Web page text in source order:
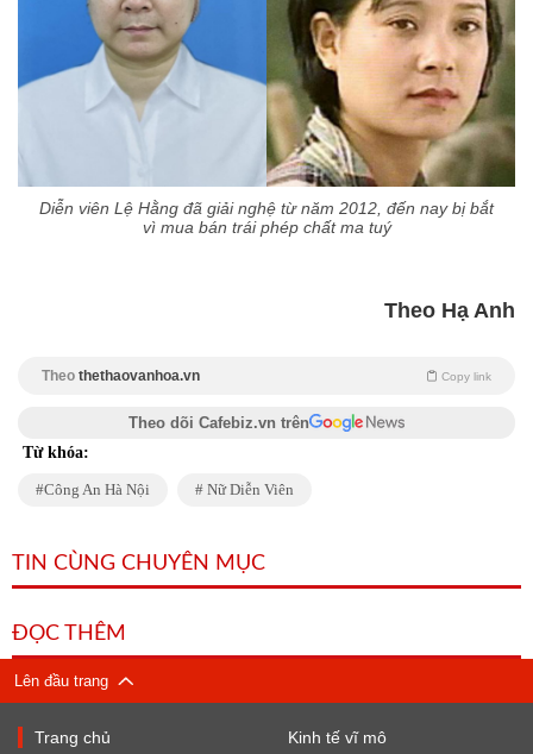
Diễn viên Lệ Hằng đã giải nghệ từ năm 2012, đến nay bị bắt
vì mua bán trái phép chất ma tuý
Theo Hạ Anh
Theo thethaovanhoa.vn Copy link
Theo dõi Cafebiz.vn trên
Từ khóa:
Công An Hà Nội Nữ Diễn Viên
TIN CÙNG CHUYÊN MỤC
ĐỌC THÊM
Lên đầu trang
Trang chủ Kinh tế vĩ mô